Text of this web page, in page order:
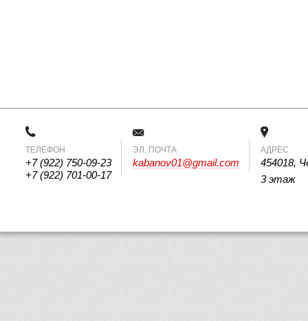
ТЕЛЕФОН
+7 (922) 750-09-23
+7 (922) 701-00-17
ЭЛ. ПОЧТА
kabanov01@gmail.com
АДРЕС
454018,
3 этаж